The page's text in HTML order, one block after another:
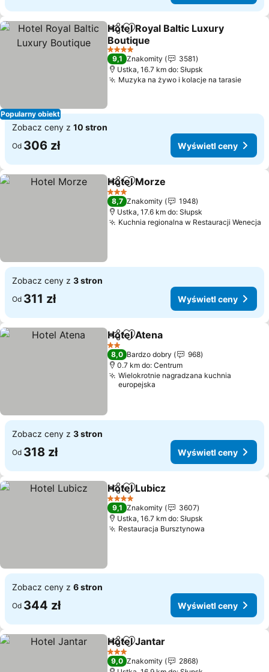
Popularny obiekt
Udostępnij
Dodaj do ulubionych
Hotel Royal Baltic Luxury
Boutique
4 Kategoria
9,1 Znakomity
3581
Ustka, 16.7 km do: Słupsk
Muzyka na żywo i kolacje na tarasie
Zobacz ceny z 10 stron
Od 306 zł Wyświetl ceny
Udostępnij
Dodaj do ulubionych
Hotel Morze
3 Kategoria
8,7 Znakomity
1948
Ustka, 17.6 km do: Słupsk
Kuchnia regionalna w Restauracji Wenecja
Zobacz ceny z 3 stron
Od 311 zł Wyświetl ceny
Udostępnij
Dodaj do ulubionych
Hotel Atena
2 Kategoria
8,0 Bardzo dobry
968
0.7 km do: Centrum
Wielokrotnie nagradzana kuchnia
europejska
Zobacz ceny z 3 stron
Od 318 zł Wyświetl ceny
Udostępnij
Dodaj do ulubionych
Hotel Lubicz
4 Kategoria
9,1 Znakomity
3607
Ustka, 16.7 km do: Słupsk
Restauracja Bursztynowa
Zobacz ceny z 6 stron
Od 344 zł Wyświetl ceny
Udostępnij
Dodaj do ulubionych
Hotel Jantar
3 Kategoria
9,0 Znakomity
2868